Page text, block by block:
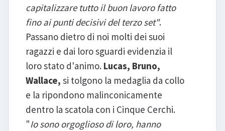
capitalizzare tutto il buon lavoro fatto
fino ai punti decisivi del terzo set".
Passano dietro di noi molti dei suoi
ragazzi e dai loro sguardi evidenzia il
loro stato d'animo. Lucas, Bruno,
Wallace, si tolgono la medaglia da collo
e la ripondono malinconicamente
dentro la scatola con i Cinque Cerchi.
"Io sono orgoglioso di loro, hanno